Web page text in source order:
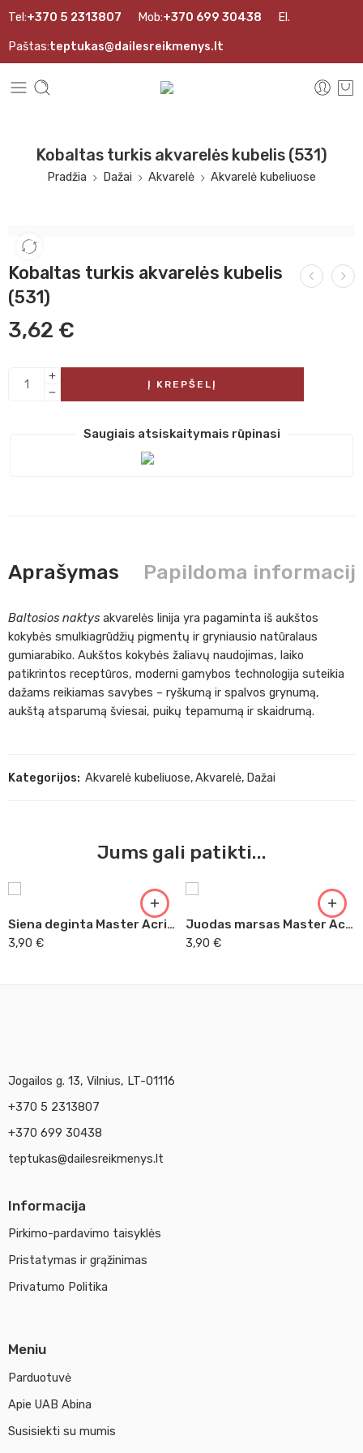
Tel:+370 5 2313807 Mob:+370 699 30438 El.
Paštas:teptukas@dailesreikmenys.lt
Kobaltas turkis akvarelės kubelis (531)
Pradžia Dažai Akvarelė Akvarelė kubeliuose
Kobaltas turkis akvarelės kubelis
(531)
3,62 €
Į KREPŠELĮ
Saugiais atsiskaitymais rūpinasi
Aprašymas Papildoma
Baltosios naktys akvarelės linija yra pagaminta iš aukštos
kokybės smulkiagrūdžių pigmentų ir gryniausio natūralaus
gumiarabiko. Aukštos kokybės žaliavų naudojimas, laiko
patikrintos receptūros, moderni gamybos technologija suteikia
dažams reikiamas savybes – ryškumą ir spalvos grynumą,
aukštą atsparumą šviesai, puikų tepamumą ir skaidrumą.
Kategorijos: Akvarelė kubeliuose,Akvarelė, Dažai
Jums gali patikti...
Siena deginta Master Acrilic, 60ml (44)
3,90 €
Juodas marsas Master Acrilic, 60ml (49)
3,90 €
Jogailos g. 13, Vilnius, LT-01116
+370 5 2313807
+370 699 30438
teptukas@dailesreikmenys.lt
Informacija
Pirkimo-pardavimo taisyklės
Pristatymas ir grąžinimas
Privatumo Politika
Meniu
Parduotuvė
Apie UAB Abina
Susisiekti su mumis